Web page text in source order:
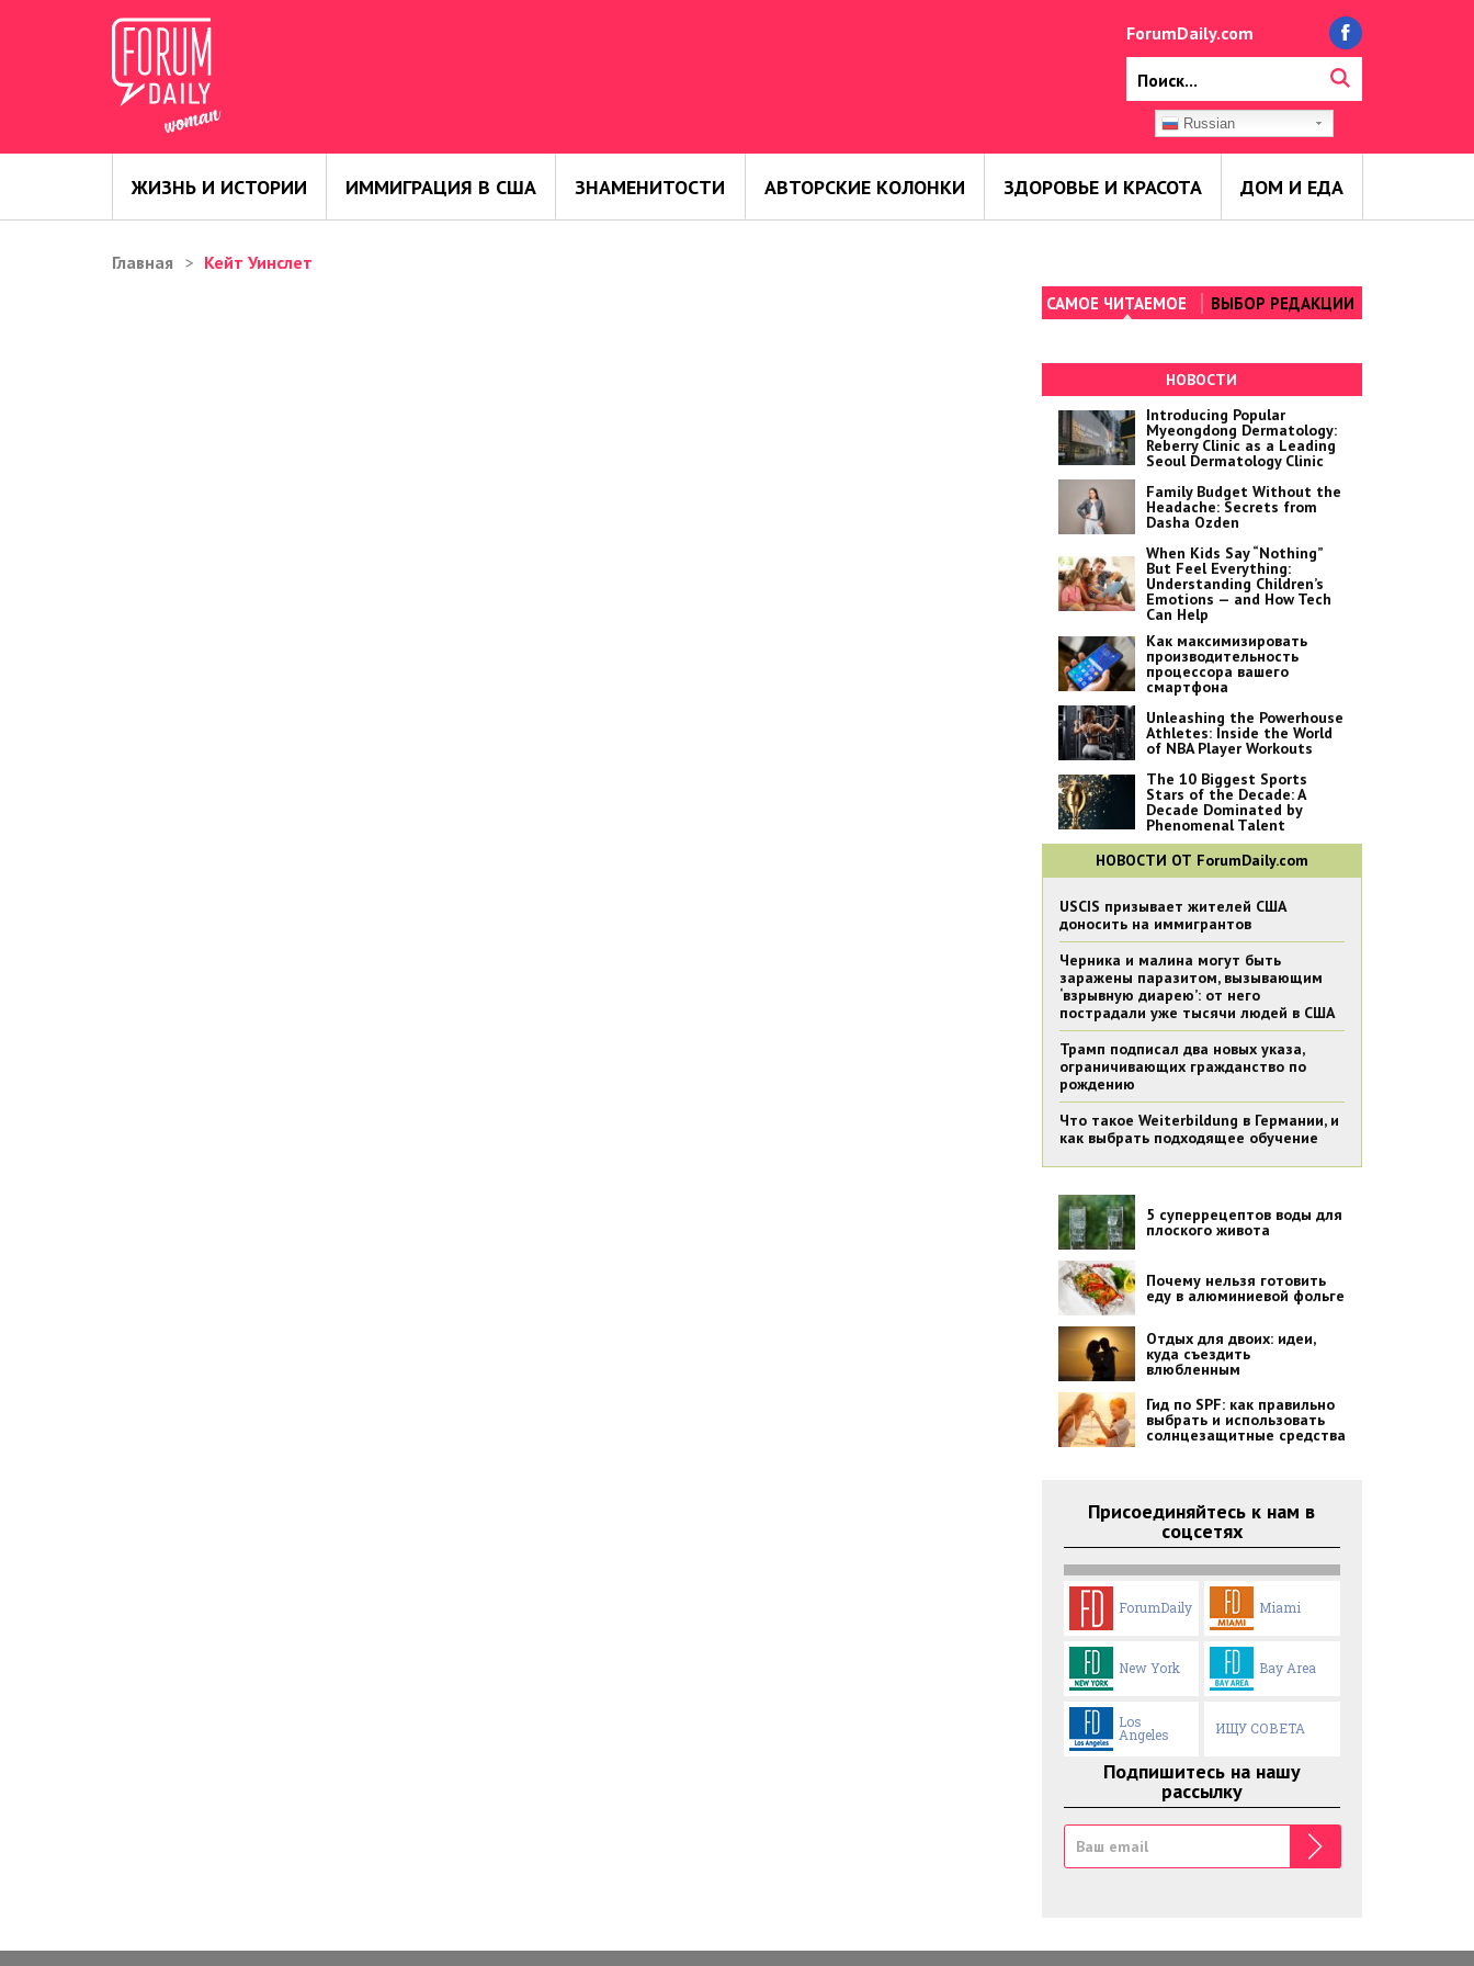
ForumDaily.com
Russian
ЖИЗНЬ И ИСТОРИИ ИММИГРАЦИЯ В США ЗНАМЕНИТОСТИ АВТОРСКИЕ КОЛОНКИ ЗДОРОВЬЕ И КРАСОТА ДОМ И ЕДА
Главная Кейт Уинслет
САМОЕ ЧИТАЕМОЕ ВЫБОР РЕДАКЦИИ
НОВОСТИ
Introducing Popular
Myeongdong Dermatology:
Reberry Clinic as a Leading
Seoul Dermatology Clinic
Family Budget Without the
Headache: Secrets from
Dasha Ozden
When Kids Say “Nothing”
But Feel Everything:
Understanding Children’s
Emotions — and How Tech
Can Help
Как максимизировать
производительность
процессора вашего
смартфона
Unleashing the Powerhouse
Athletes: Inside the World
of NBA Player Workouts
The 10 Biggest Sports
Stars of the Decade: A
Decade Dominated by
Phenomenal Talent
НОВОСТИ ОТ ForumDaily.com
USCIS призывает жителей США
доносить на иммигрантов
Черника и малина могут быть
заражены паразитом, вызывающим
‘взрывную диарею’: от него
пострадали уже тысячи людей в США
Трамп подписал два новых указа,
ограничивающих гражданство по
рождению
Что такое Weiterbildung в Германии, и
как выбрать подходящее обучение
5 суперрецептов воды для
плоского живота
Почему нельзя готовить
еду в алюминиевой фольге
Отдых для двоих: идеи,
куда съездить
влюбленным
Гид по SPF: как правильно
выбрать и использовать
солнцезащитные средства
Присоединяйтесь к нам в
соцсетях
ForumDaily Miami
New York Bay Area
Los
Angeles ИЩУ СОВЕТА
Подпишитесь на нашу
рассылку